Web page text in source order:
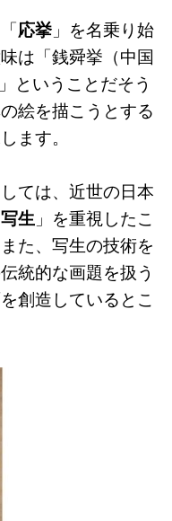
応挙 」を名乗り始
は「銭舜挙（中国
ということだそう
絵を描こうとする
ます。
ては、近世の日本
写生 」を重視したこ
た、写生の技術を
統的な画題を扱う
創造しているとこ